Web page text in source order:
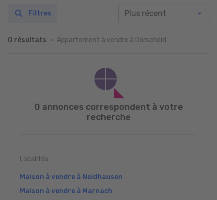
0 résultats Appartement à vendre à Dorscheid
Filtres
0 annonces correspondent à votre
recherche
Localités
Maison à vendre à Neidhausen
Maison à vendre à Marnach